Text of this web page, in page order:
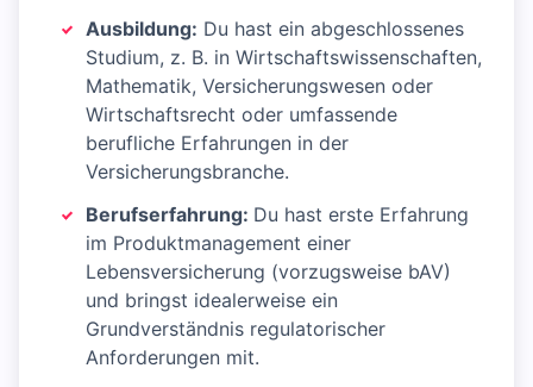
Ausbildung: Du hast ein abgeschlossenes
Studium, z. B. in Wirtschaftswissenschaften,
Mathematik, Versicherungswesen oder
Wirtschaftsrecht oder umfassende
berufliche Erfahrungen in der
Versicherungsbranche.
Berufserfahrung: Du hast erste Erfahrung
im Produktmanagement einer
Lebensversicherung (vorzugsweise bAV)
und bringst idealerweise ein
Grundverständnis regulatorischer
Anforderungen mit.